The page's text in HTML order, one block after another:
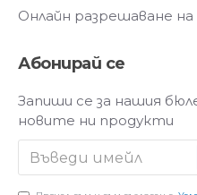
Онлайн разрешаване на
Абонирай се
Запиши се за нашия
новите ни продукти